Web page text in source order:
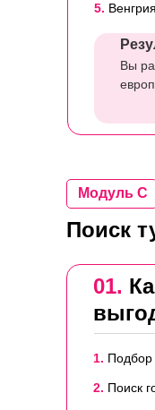
Вы
5. Венгрия
Модуль С
Поиск
01.
1. Подбор
2. Поиск